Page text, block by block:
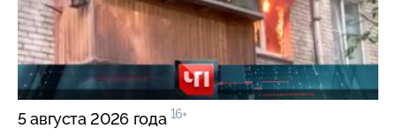
5 августа 2026 года 16+